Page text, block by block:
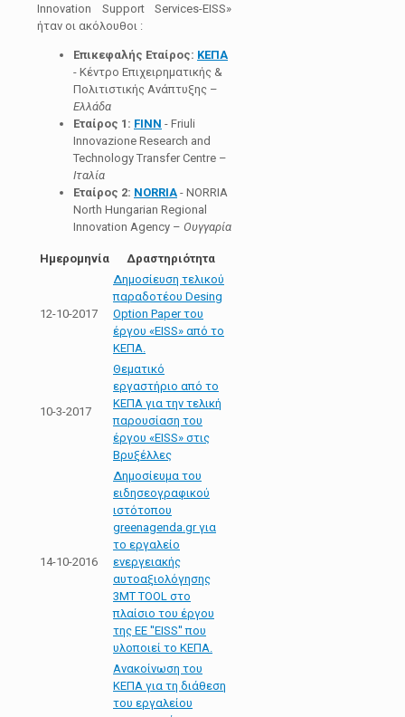
Innovation Support Services-ΕΙSS»
ήταν οι ακόλουθοι :
Επικεφαλής Εταίρος: KEΠA
- Κέντρο Επιχειρηματικής &
Πολιτιστικής Ανάπτυξης –
Ελλάδα
Εταίρος 1: FINN - Friuli
Innovazione Research and
Technology Transfer Centre –
Ιταλία
Εταίρος 2: NORRIA - NORRIA
North Hungarian Regional
Innovation Agency – Ουγγαρία
Ημερομηνία Δραστηριότητα
12-10-2017
Δημοσίευση τελικού
παραδοτέου Desing
Option Paper του
έργου «EISS» από το
ΚΕΠΑ.
10-3-2017
Θεματικό
εργαστήριο από το
ΚΕΠΑ για την τελική
παρουσίαση του
έργου «EISS» στις
Βρυξέλλες
14-10-2016
Δημοσίευμα του
ειδησεογραφικού
ιστότoπου
greenagenda.gr για
το εργαλείο
ενεργειακής
αυτοαξιολόγησης
3MT TOOL στο
πλαίσιο του έργου
της ΕΕ ''EISS'' που
υλοποιεί το ΚΕΠΑ.
Ανακοίνωση του
ΚΕΠΑ για τη διάθεση
του εργαλείου